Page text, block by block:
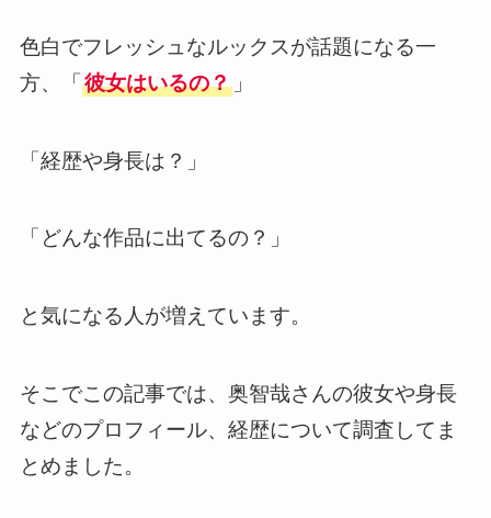
色白でフレッシュなルックスが話題になる一
方、「 彼女はいるの？」
「経歴や身長は？」
「どんな作品に出てるの？」
と気になる人が増えています。
そこでこの記事では、奥智哉さんの彼女や身長
などのプロフィール、経歴について調査してま
とめました。